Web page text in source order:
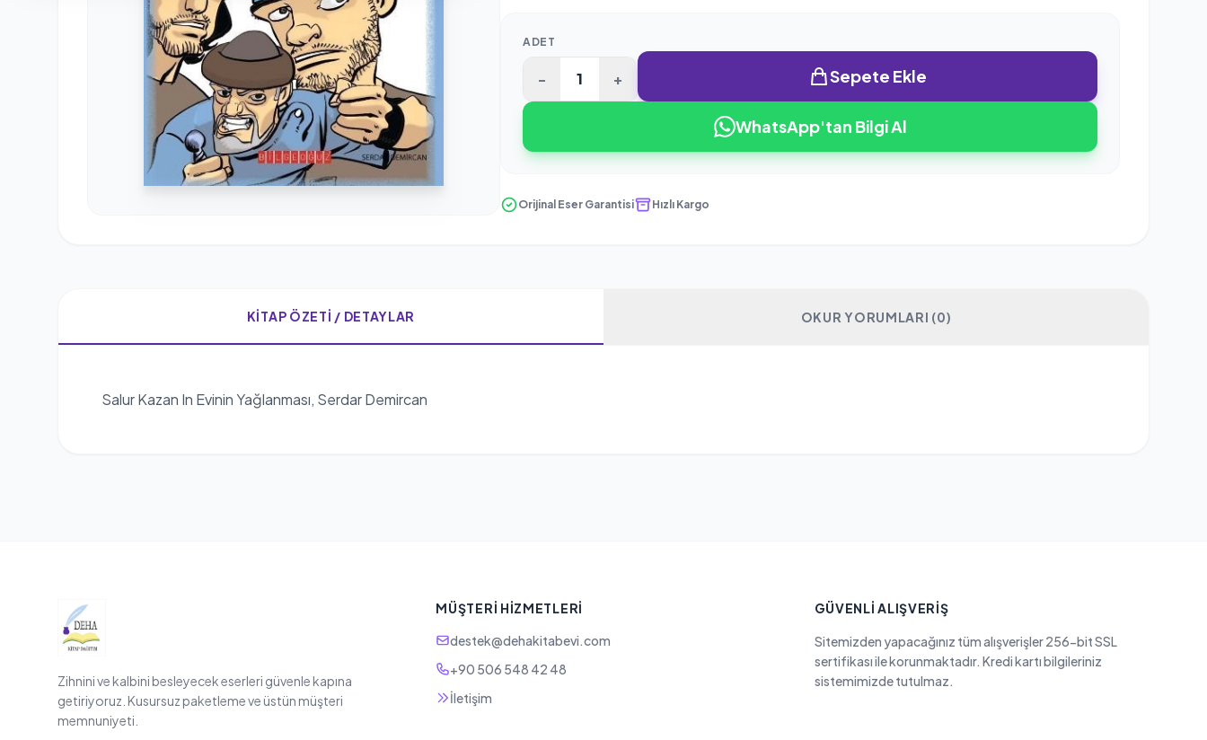
ADET
- + Sepete Ekle
WhatsApp'tan Bilgi Al
Orijinal Eser Garantisi Hızlı Kargo
KITAP ÖZETI / DETAYLAR OKUR YORUMLARI (0)
Salur Kazan In Evinin Yağlanması, Serdar Demircan
Zihnini ve kalbini besleyecek eserleri güvenle kapına
getiriyoruz. Kusursuz paketleme ve üstün müşteri
memnuniyeti.
MÜŞTERI HIZMETLERI
destek@dehakitabevi.com
+90 506 548 42 48
İletişim
GÜVENLI ALIŞVERIŞ
Sitemizden yapacağınız tüm alışverişler 256-bit SSL
sertifikası ile korunmaktadır. Kredi kartı bilgileriniz
sistemimizde tutulmaz.